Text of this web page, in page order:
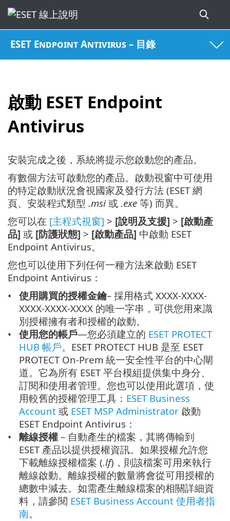
ESET Endpoint Antivirus – 目錄
啟動 ESET Endpoint
Antivirus
安裝完成之後，系統將提示您啟動您的產品。
有數個方法可啟動您的產品。啟動視窗中可使用
的特定啟動狀況會視國家及發行方法 (ESET 網
頁、安裝程式類型 .msi 或 .exe 等) 而異。
您可以在 [主程式視窗] > [說明及支援] > [啟動產
品] 或 [防護狀態] > [啟動產品] 中啟動 ESET
Endpoint Antivirus。
您也可以使用下列任何一種方法來啟動 ESET
Endpoint Antivirus：
使用購買的授權金鑰– 採用格式 XXXX-XXXX-
XXXX-XXXX-XXXX 的唯一字串，可供您用來識
別授權擁有者和授權的啟動。
使用您的帳戶—您必須建立的 ESET PROTECT
HUB 帳戶。ESET PROTECT HUB 是至 ESET
PROTECT On-Prem 統一安全性平台的中心閘
道。它為所有 ESET 平台模組提供集中身分、
訂閱和使用者管理。您也可以使用此選項，使
用較舊的授權管理工具： ESET Business
Account 或 ESET MSP Administrator 啟動
ESET Endpoint Antivirus：
離線授權 – 自動產生的檔案，其將傳輸到
ESET 產品以提供授權資訊。如果授權允許您
下載離線授權檔案 (.lf)，則該檔案可用來執行
離線啟動。離線授權的數量將會從可用授權的
總數中減去。如需產生離線檔案的相關詳細資
料，請參閱 ESET Business Account 使用者指
南。